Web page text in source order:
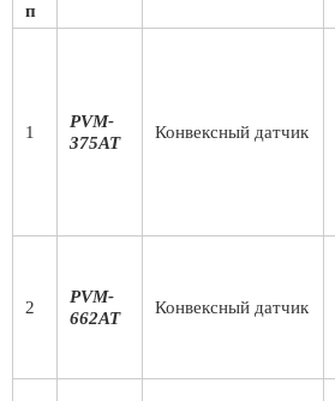
п
1
PVM-
375AT
Конвексный датчик
2
PVM-
662AT
Конвексный датчик